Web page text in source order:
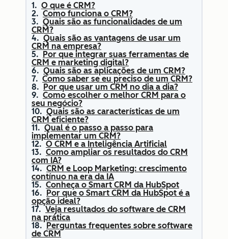
O que é CRM?
Como funciona o CRM?
Quais são as funcionalidades de um
CRM?
Quais são as vantagens de usar um
CRM na empresa?
Por que integrar suas ferramentas de
CRM e marketing digital?
Quais são as aplicações de um CRM?
Como saber se eu preciso de um CRM?
Por que usar um CRM no dia a dia?
Como escolher o melhor CRM para o
seu negócio?
Quais são as características de um
CRM eficiente?
Qual é o passo a passo para
implementar um CRM?
O CRM e a Inteligência Artificial
Como ampliar os resultados do CRM
com IA?
CRM e Loop Marketing: crescimento
contínuo na era da IA
Conheça o Smart CRM da HubSpot
Por que o Smart CRM da HubSpot é a
opção ideal?
Veja resultados do software de CRM
na prática
Perguntas frequentes sobre software
de CRM